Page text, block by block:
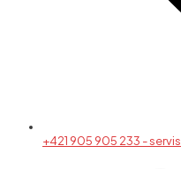
+421 905 905 233 - servis